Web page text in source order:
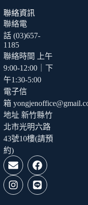
聯絡資訊
聯絡電
話 (03)657-
1185
聯絡時間 上午
9:00-12:00｜下
午1:30-5:00
電子信
箱
地址 新竹縣竹
北市光明六路
43號10樓(請預
約)